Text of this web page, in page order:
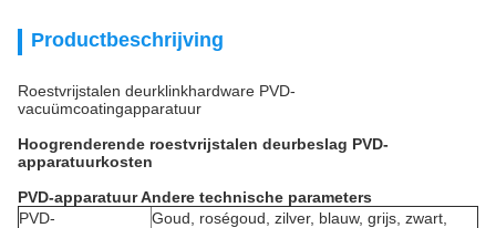
Productbeschrijving
Roestvrijstalen deurklinkhardware PVD-
vacuümcoatingapparatuur
Hoogrenderende roestvrijstalen deurbeslag PVD-
apparatuurkosten
PVD-apparatuur Andere technische parameters
PVD-
Goud, roségoud, zilver, blauw, grijs, zwart,